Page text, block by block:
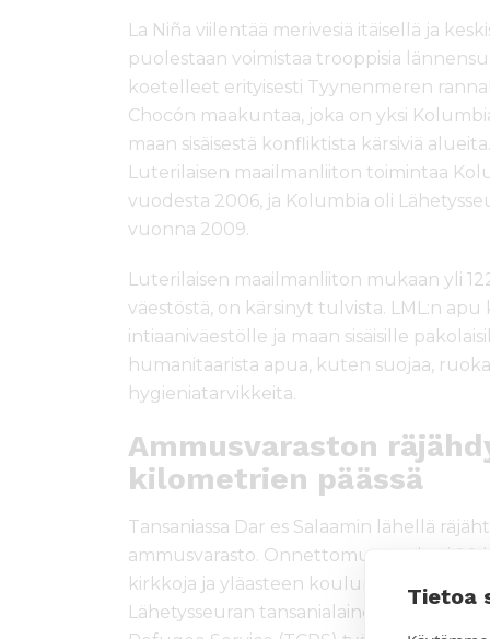
Tietoa
La Niña viilentää merivesiä itäisellä ja
puolestaan voimistaa trooppisia
koetelleet erityisesti Tyynenmeren
Chocón maakuntaa, joka on yksi
maan sisäisestä konfliktista kärsiviä
Luterilaisen maailmanliiton toimintaa
vuodesta 2006, ja Kolumbia oli
vuonna 2009.
Luterilaisen maailmanliiton mukaan yli
väestöstä, on kärsinyt tulvista. LML:n
intiaaniväestölle ja maan sisäisille
humanitaarista apua, kuten suojaa,
hygieniatarvikkeita.
Ammusvaraston
kilometrien päässä
Tansaniassa Dar es Salaamin lähellä
ammusvarasto. Onnettomuus tuhosi 20
kirkkoja ja yläasteen koulurakennuksen.
Lähetysseuran tansanialainen